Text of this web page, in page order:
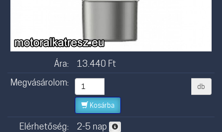
Ára: 13.440 Ft
Megvásárolom:
db
Kosárba
Elérhetőség: 2-5 nap